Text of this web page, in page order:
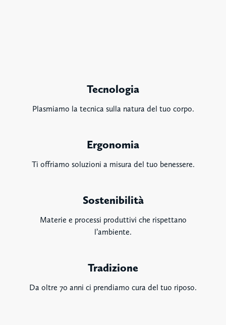
Tecnologia
Plasmiamo la tecnica sulla natura del tuo corpo.
Ergonomia
Ti offriamo soluzioni a misura del tuo benessere.
Sostenibilità
Materie e processi produttivi che rispettano
l’ambiente.
Tradizione
Da oltre 70 anni ci prendiamo cura del tuo riposo.